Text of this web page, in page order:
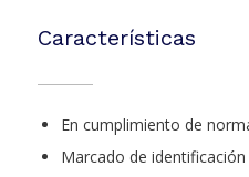
Características
En cumplimiento de
Marcado de identificación